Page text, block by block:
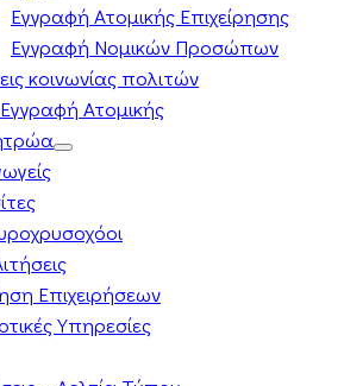
Εγγραφή Ατομικής Επιχείρησης
Εγγραφή Νομικών Προσώπων
κοινωνίας πολιτών
Ατομικής
Επιχειρήσεων
Υπηρεσίες